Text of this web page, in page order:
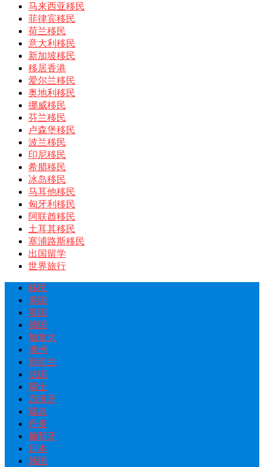
马来西亚移民
菲律宾移民
荷兰移民
意大利移民
新加坡移民
移居香港
爱尔兰移民
奥地利移民
挪威移民
芬兰移民
卢森堡移民
波兰移民
印尼移民
希腊移民
冰岛移民
马耳他移民
匈牙利移民
阿联酋移民
土耳其移民
塞浦路斯移民
出国留学
世界旅行
移民
美国
英国
德国
加拿大
澳洲
新西兰
法国
瑞士
西班牙
瑞典
丹麦
葡萄牙
日本
韩国